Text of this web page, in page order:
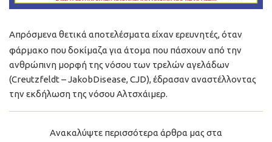
Απρόσμενα θετικά αποτελέσματα είχαν ερευνητές, όταν
φάρμακο που δοκίμαζα για άτομα που πάσχουν από την
ανθρώπινη μορφή της νόσου των τρελών αγελάδων
(Creutzfeldt – JakobDisease, CJD), έδρασαν αναστέλλοντας
την εκδήλωση της νόσου Αλτσχάιμερ.
Ανακαλύψτε περισσότερα άρθρα μας στα